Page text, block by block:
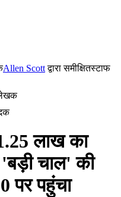
Allen Scottद्वारा समीक्षितस्टाफ
लाख का
चाल' की
पर पहुंचा